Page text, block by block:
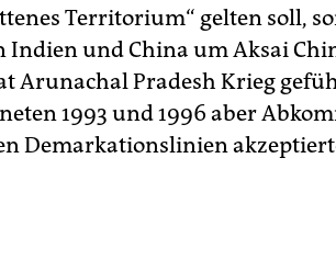
Territorium“ gelten soll,
Indien und China um Aksai
Arunachal Pradesh Krieg
1993 und 1996 aber
Demarkationslinien